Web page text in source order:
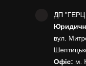
ДП "ГЕРЦ
вул.
Офіс: м.